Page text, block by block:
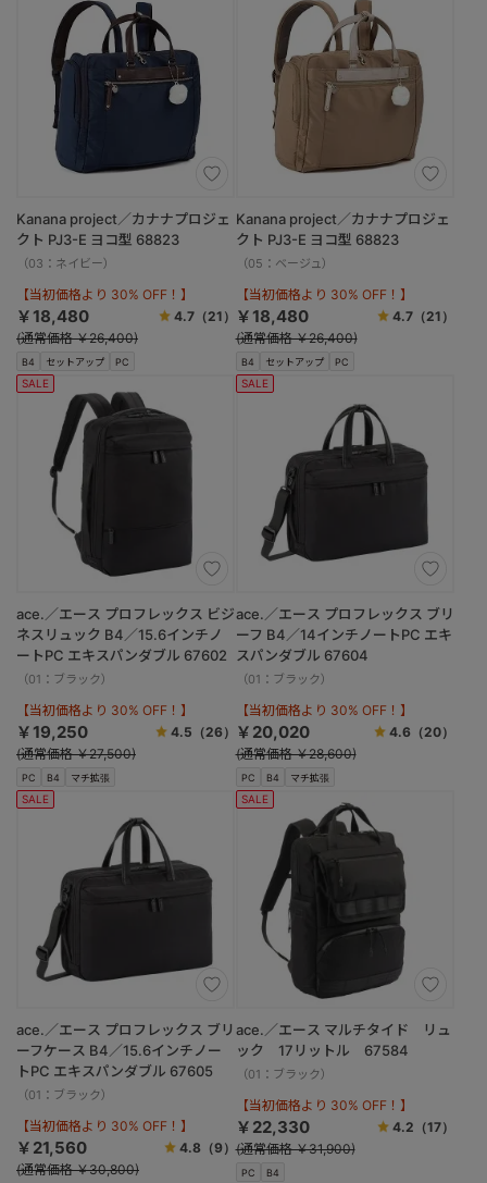
B4 セットアップ PC
Kanana project／カナナプロジェ
クト PJ3-E ヨコ型 68823
（03：ネイビー）
【当初価格より 30% OFF！】
￥18,480 4.7（21）
(通常価格 ￥26,400)
B4 セットアップ PC
Kanana project／カナナプロジェ
クト PJ3-E ヨコ型 68823
（05：ベージュ）
【当初価格より 30% OFF！】
￥18,480 4.7 （21）
(通常価格 ￥26,400)
SALE
PC B4 マチ拡張
ace.／エース プロフレックス ビジ
ネスリュック B4／15.6インチノ
ートPC エキスパンダブル 67602
（01：ブラック）
【当初価格より 30% OFF！】
￥19,250 4.5 （26）
(通常価格 ￥27,500)
SALE
PC B4 マチ拡張
ace.／エース プロフレックス ブリ
ーフ B4／14インチノートPC エキ
スパンダブル 67604
（01：ブラック）
【当初価格より 30% OFF！】
￥20,020 4.6 （20）
(通常価格 ￥28,600)
SALE
ace.／エース プロフレックス ブリ
ーフケース B4／15.6インチノー
トPC エキスパンダブル 67605
（01：ブラック）
【当初価格より 30% OFF！】
￥21,560 4.8（9）
(通常価格 ￥30,800)
SALE
PC B4
ace.／エース マルチタイド リュ
ック 17リットル 67584
（01：ブラック）
【当初価格より 30% OFF！】
￥22,330 4.2 （17）
(通常価格 ￥31,900)